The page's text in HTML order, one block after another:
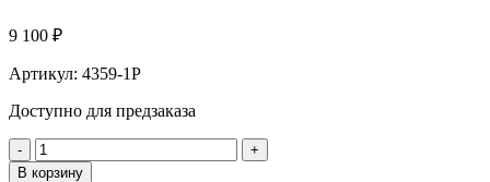
9 100 ₽
Артикул: 4359-1P
Доступно для предзаказа
В корзину